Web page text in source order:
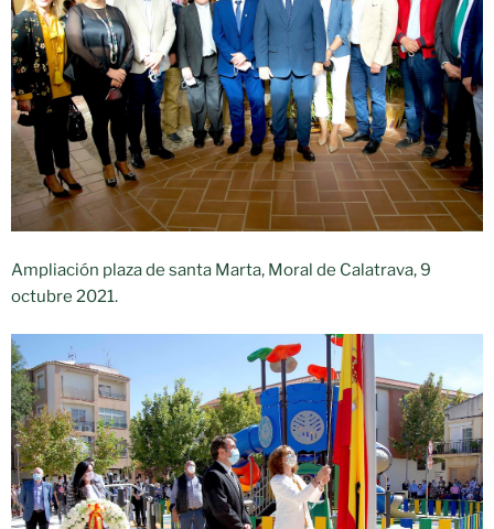
Ampliación plaza de santa Marta, Moral de Calatrava, 9
octubre 2021.